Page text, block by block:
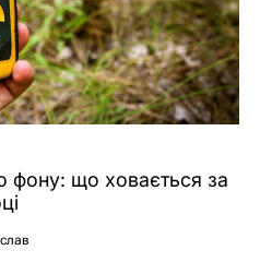
фону: що ховається за